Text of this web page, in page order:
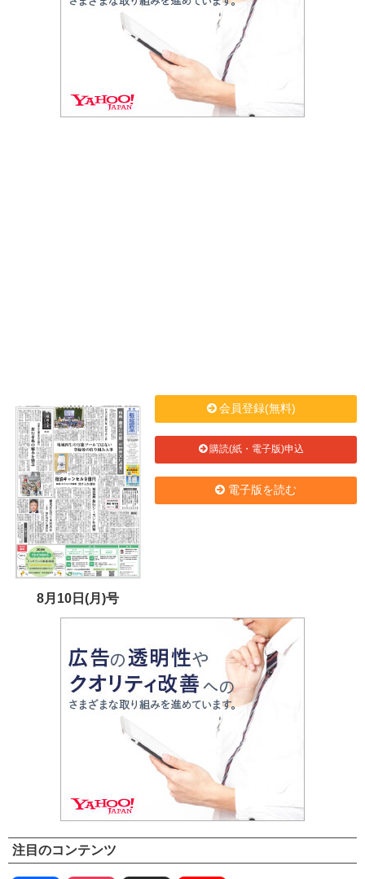
8月10日(月)号
会員登録(無料)
購読(紙・電子版)申込
電子版を読む
注目のコンテンツ